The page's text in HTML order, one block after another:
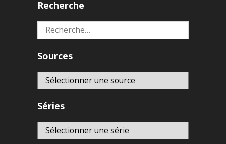
Recherche
Rechercher :
Sources
Séries